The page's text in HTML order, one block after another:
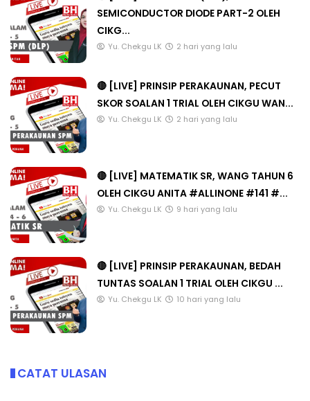
SEMICONDUCTOR DIODE PART-2 OLEH
CIKG...
Yu. Chekgu LK 2 hari yang lalu
🔴 [LIVE] PRINSIP PERAKAUNAN, PECUT
SKOR SOALAN 1 TRIAL OLEH CIKGU WAN...
Yu. Chekgu LK 2 hari yang lalu
🔴 [LIVE] MATEMATIK SR, WANG TAHUN 6
OLEH CIKGU ANITA #ALLINONE #141 #...
Yu. Chekgu LK 9 hari yang lalu
🔴 [LIVE] PRINSIP PERAKAUNAN, BEDAH
TUNTAS SOALAN 1 TRIAL OLEH CIKGU ...
Yu. Chekgu LK 10 hari yang lalu
CATAT ULASAN